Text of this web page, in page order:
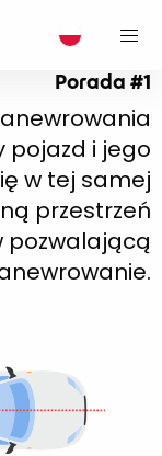
Porada #1
pojazd i jego
w tej samej
przestrzeń
pozwalającą